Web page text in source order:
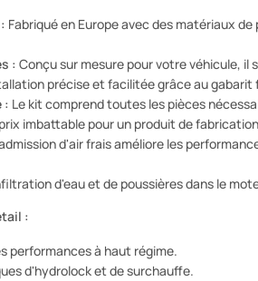
Fabriqué en Europe avec des matériaux
: Conçu sur mesure pour votre véhicule,
précise et facilitée grâce au gabarit
: Le kit comprend toutes les pièces
imbattable pour un produit de
d'air frais améliore les
d'eau et de poussières dans le
:
performances à haut régime.
d'hydrolock et de surchauffe.